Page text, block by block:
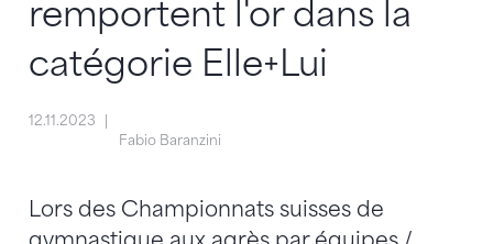
remportent l'or dans la
catégorie Elle+Lui
12.11.2023
Fabio Baranzini
Lors des Championnats suisses de